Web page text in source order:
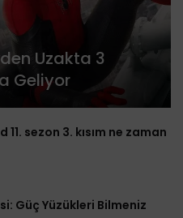
Uzakta 3
Geliyor
sezon 3. kısım ne zaman
Güç Yüzükleri Bilmeniz